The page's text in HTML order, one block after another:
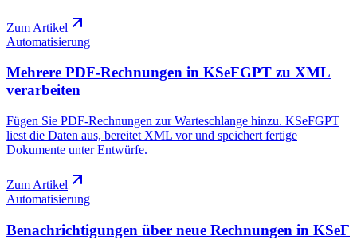
Zum Artikel
Automatisierung
Mehrere PDF-Rechnungen in KSeFGPT zu XML
verarbeiten
Fügen Sie PDF-Rechnungen zur Warteschlange hinzu. KSeFGPT
liest die Daten aus, bereitet XML vor und speichert fertige
Dokumente unter Entwürfe.
Zum Artikel
Automatisierung
Benachrichtigungen über neue Rechnungen in KSeF